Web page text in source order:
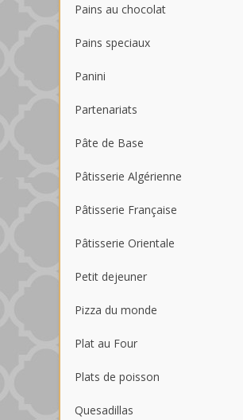
Pains au chocolat
Pains speciaux
Panini
Partenariats
Pâte de Base
Pâtisserie Algérienne
Pâtisserie Française
Pâtisserie Orientale
Petit dejeuner
Pizza du monde
Plat au Four
Plats de poisson
Quesadillas